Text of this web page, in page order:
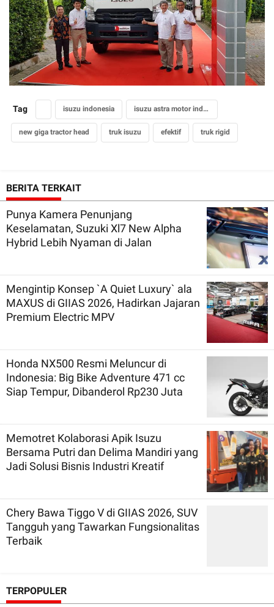
Tag isuzu indonesia isuzu astra motor indonesia
new giga tractor head truk isuzu efektif truk rigid
BERITA TERKAIT
Punya Kamera Penunjang
Keselamatan, Suzuki Xl7 New Alpha
Hybrid Lebih Nyaman di Jalan
Mengintip Konsep `A Quiet Luxury` ala
MAXUS di GIIAS 2026, Hadirkan Jajaran
Premium Electric MPV
Honda NX500 Resmi Meluncur di
Indonesia: Big Bike Adventure 471 cc
Siap Tempur, Dibanderol Rp230 Juta
Memotret Kolaborasi Apik Isuzu
Bersama Putri dan Delima Mandiri yang
Jadi Solusi Bisnis Industri Kreatif
Chery Bawa Tiggo V di GIIAS 2026, SUV
Tangguh yang Tawarkan Fungsionalitas
Terbaik
TERPOPULER